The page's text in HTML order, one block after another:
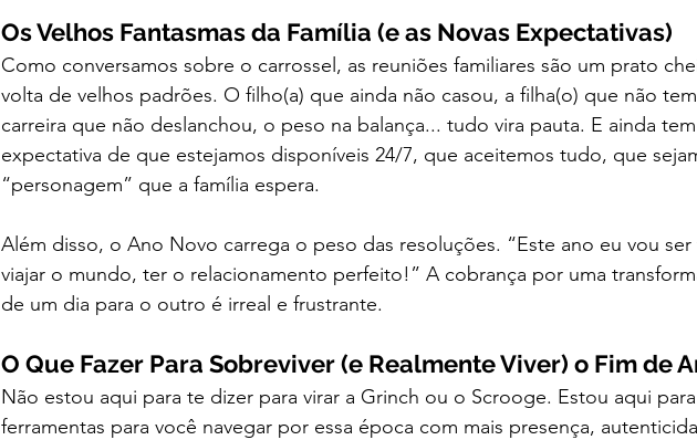
Os Velhos Fantasmas da Família (e as Novas Expectativas)
Como conversamos sobre o carrossel, as reuniões familiares são um prato
volta de velhos padrões. O filho(a) que ainda não casou, a filha(o) que não
carreira que não deslanchou, o peso na balança... tudo vira pauta. E ainda
expectativa de que estejamos disponíveis 24/7, que aceitemos tudo, que
“personagem” que a família espera.
Além disso, o Ano Novo carrega o peso das resoluções. “Este ano eu vou ser
viajar o mundo, ter o relacionamento perfeito!” A cobrança por uma
de um dia para o outro é irreal e frustrante.
O Que Fazer Para Sobreviver (e Realmente Viver) o Fim de
Não estou aqui para te dizer para virar a Grinch ou o Scrooge. Estou aqui
ferramentas para você navegar por essa época com mais presença,